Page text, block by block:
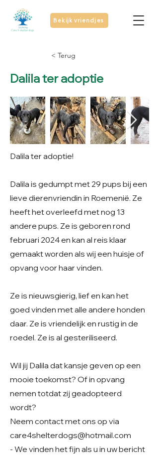
Bekijk vriendjes
< Terug
Dalila ter adoptie
Dalila ter adoptie!
Dalila is gedumpt met 29 pups bij een
lieve dierenvriendin in Roemenië. Ze
heeft het overleefd met nog 13
andere pups. Ze is geboren rond
februari 2024 en kan al reis klaar
gemaakt worden als wij een huisje of
opvang voor haar vinden.
Ze is nieuwsgierig, lief en kan het
goed vinden met alle andere honden
daar. Ze is vriendelijk en rustig in de
roedel. Ze is al gesteriliseerd.
Wil jij Dalila dat kansje geven op een
mooie toekomst? Of in opvang
nemen totdat zij geadopteerd
wordt?
Neem contact met ons op via
care4shelterdogs@hotmail.com
- We vinden het fijn als u in uw bericht